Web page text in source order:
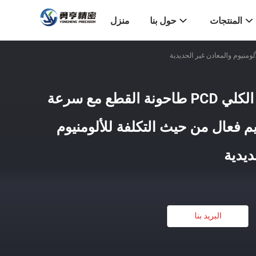
منزل حول بنا المنتجات
3 بوصات الطول الكلي PCD طاحونة القطع مع سرعة
فعال من حيث التكلفة للألومنيوم
البريد بنا